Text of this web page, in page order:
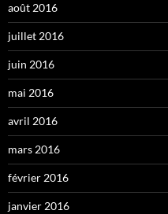
août 2016
juillet 2016
juin 2016
mai 2016
avril 2016
mars 2016
février 2016
janvier 2016